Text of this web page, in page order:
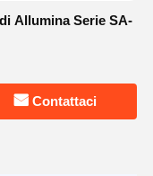
Allumina Serie SA-
Contattaci